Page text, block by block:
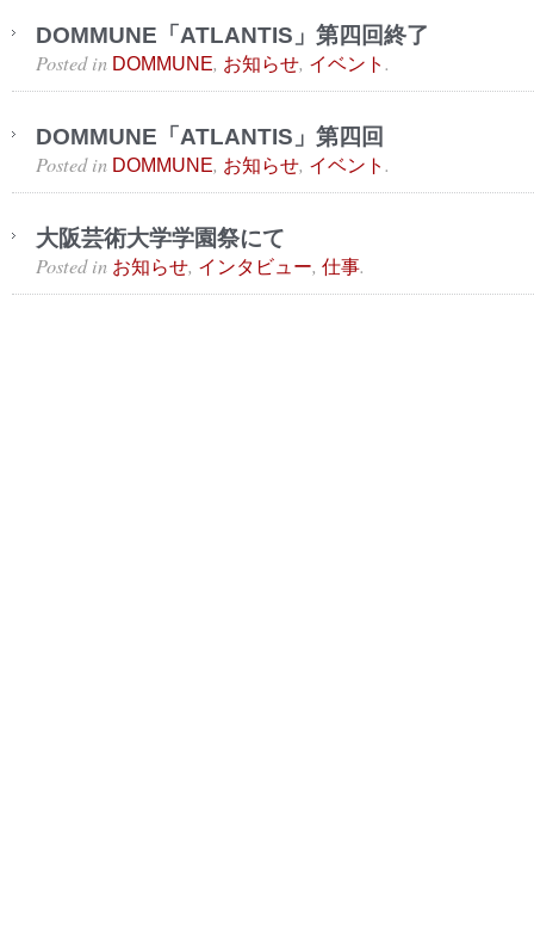
DOMMUNE「ATLANTIS」第四回終了
Posted in DOMMUNE, お知らせ, イベント .
DOMMUNE「ATLANTIS」第四回
Posted in DOMMUNE, お知らせ, イベント .
大阪芸術大学学園祭にて
Posted in お知らせ, インタビュー, 仕事.